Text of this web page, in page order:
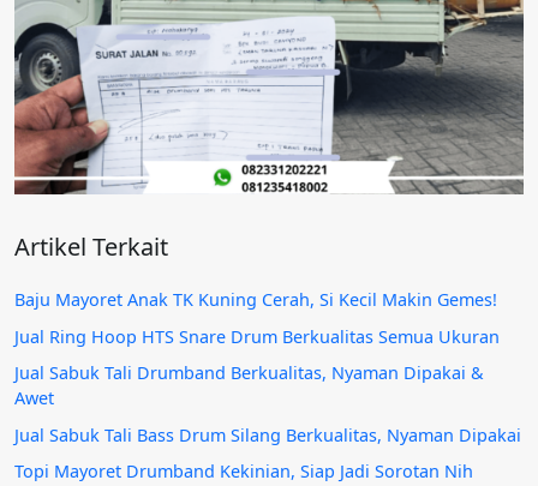
Artikel Terkait
Baju Mayoret Anak TK Kuning Cerah, Si Kecil Makin Gemes!
Jual Ring Hoop HTS Snare Drum Berkualitas Semua Ukuran
Jual Sabuk Tali Drumband Berkualitas, Nyaman Dipakai &
Awet
Jual Sabuk Tali Bass Drum Silang Berkualitas, Nyaman Dipakai
Topi Mayoret Drumband Kekinian, Siap Jadi Sorotan Nih